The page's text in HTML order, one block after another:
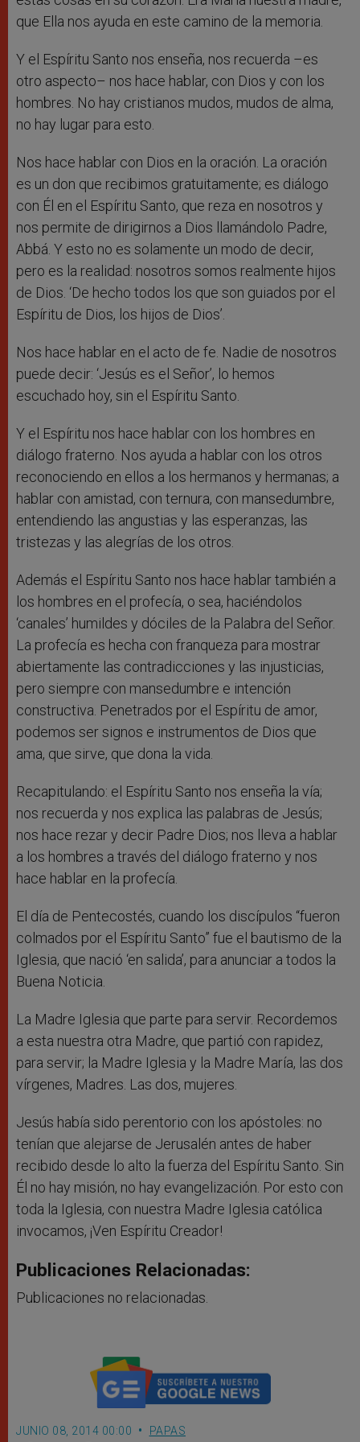
que Ella nos ayuda en este camino de la memoria.
Y el Espíritu Santo nos enseña, nos recuerda –es
otro aspecto– nos hace hablar, con Dios y con los
hombres. No hay cristianos mudos, mudos de alma,
no hay lugar para esto.
Nos hace hablar con Dios en la oración. La oración
es un don que recibimos gratuitamente; es diálogo
con Él en el Espíritu Santo, que reza en nosotros y
nos permite de dirigirnos a Dios llamándolo Padre,
Abbá. Y esto no es solamente un modo de decir,
pero es la realidad: nosotros somos realmente hijos
de Dios. ‘De hecho todos los que son guiados por el
Espíritu de Dios, los hijos de Dios’.
Nos hace hablar en el acto de fe. Nadie de nosotros
puede decir: ‘Jesús es el Señor’, lo hemos
escuchado hoy, sin el Espíritu Santo.
Y el Espíritu nos hace hablar con los hombres en
diálogo fraterno. Nos ayuda a hablar con los otros
reconociendo en ellos a los hermanos y hermanas; a
hablar con amistad, con ternura, con mansedumbre,
entendiendo las angustias y las esperanzas, las
tristezas y las alegrías de los otros.
Además el Espíritu Santo nos hace hablar también a
los hombres en el profecía, o sea, haciéndolos
‘canales’ humildes y dóciles de la Palabra del Señor.
La profecía es hecha con franqueza para mostrar
abiertamente las contradicciones y las injusticias,
pero siempre con mansedumbre e intención
constructiva. Penetrados por el Espíritu de amor,
podemos ser signos e instrumentos de Dios que
ama, que sirve, que dona la vida.
Recapitulando: el Espíritu Santo nos enseña la vía;
nos recuerda y nos explica las palabras de Jesús;
nos hace rezar y decir Padre Dios; nos lleva a hablar
a los hombres a través del diálogo fraterno y nos
hace hablar en la profecía.
El día de Pentecostés, cuando los discípulos “fueron
colmados por el Espíritu Santo” fue el bautismo de la
Iglesia, que nació ‘en salida’, para anunciar a todos la
Buena Noticia.
La Madre Iglesia que parte para servir. Recordemos
a esta nuestra otra Madre, que partió con rapidez,
para servir; la Madre Iglesia y la Madre María, las dos
vírgenes, Madres. Las dos, mujeres.
Jesús había sido perentorio con los apóstoles: no
tenían que alejarse de Jerusalén antes de haber
recibido desde lo alto la fuerza del Espíritu Santo. Sin
Él no hay misión, no hay evangelización. Por esto con
toda la Iglesia, con nuestra Madre Iglesia católica
invocamos, ¡Ven Espíritu Creador!
Publicaciones Relacionadas:
Publicaciones no relacionadas.
JUNIO 08, 2014 00:00 PAPAS